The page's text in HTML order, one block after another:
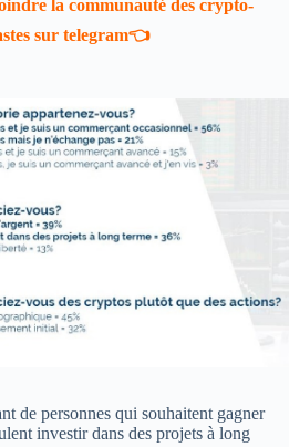
la communauté des crypto-
sur telegram👈
de personnes qui souhaitent gagner
investir dans des projets à long